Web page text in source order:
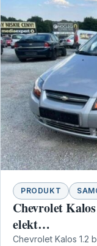
PRODUKT
Chevrolet
elekt…
Chevrolet Kalos 1.2